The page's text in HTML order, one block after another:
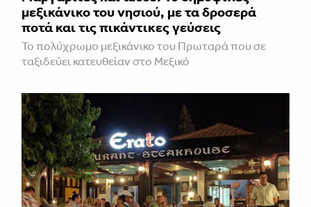
μεξικάνικο του νησιού, με τα δροσερά
ποτά και τις πικάντικες γεύσεις
Το πολύχρωμο μεξικάνικο του Πρωταρά που σε
ταξιδεύει κατευθείαν στο Μεξικό